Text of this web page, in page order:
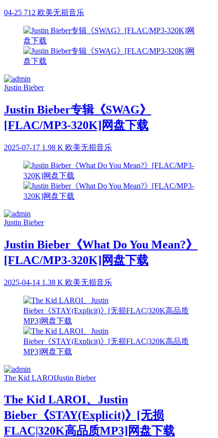
04-25 712 欧美无损音乐
Justin Bieber
Justin Bieber专辑《SWAG》
[FLAC/MP3-320K]网盘下载
2025-07-17 1.98 K 欧美无损音乐
Justin Bieber
Justin Bieber《What Do You Mean?》
[FLAC/MP3-320K]网盘下载
2025-04-14 1.38 K 欧美无损音乐
The Kid LAROIJustin Bieber
The Kid LAROI、Justin
Bieber《STAY(Explicit)》[无损
FLAC|320K高品质MP3]网盘下载